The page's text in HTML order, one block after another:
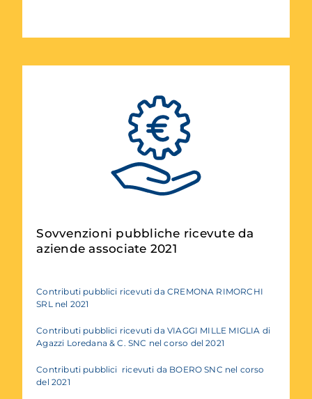
Sovvenzioni pubbliche ricevute da
aziende associate 2021
Contributi pubblici ricevuti da CREMONA RIMORCHI
SRL nel 2021
Contributi pubblici ricevuti da VIAGGI MILLE MIGLIA di
Agazzi Loredana & C. SNC nel corso del 2021
Contributi pubblici ricevuti da BOERO SNC nel corso
del 2021